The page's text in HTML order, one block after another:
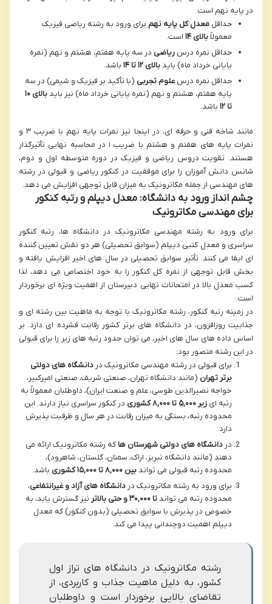
در پایه نهم است:
حداقل معدل کل پایه نهم برای ورود به رشته ریاضی فیزیک
معمولاًبالای ۱۴
است.
حداقل نمره درس ریاضی در سه پایه هفتم، هشتم و نهم (نمره
پایانی خرداد ماه) بایدبالای ۱۲ تا ۱۴
باشد.
حداقل نمره درسعلوم تجربی (با تأکید بر فیزیک و شیمی) در سه
پایه هفتم، هشتم و نهم (نمره پایانی خرداد ماه) نیز باید
بالای ۱۰
تا ۱۲
باشد.
مانند شاخه فنی و حرفه ای، در اینجا نیز نمرات پایه نهم با ضریب ۳ و
نمرات پایه های هفتم و هشتم با ضریب ۱ در محاسبه نهایی تأثیرگذار
هستند. تقویت دروس ریاضی و فیزیک در دوره متوسطه اول و دوم،
شانس دانش آموزان را برای موفقیت در کنکور ریاضی و قبولی در رشته
های مهندسی از جمله مکاترونیک به میزان قابل توجهی افزایش می دهد.
چشم انداز ورود به دانشگاه: معدل دیپلم و رتبه کنکور
برای مهندسی مکاترونیک
برای ورود به رشته مهندسی مکاترونیک در دانشگاه ها، رتبه کنکور
سراسری و معدل کتبی دیپلم (سوابق تحصیلی) هر دو نقش تعیین کننده
ای ایفا می کنند. تأثیر سوابق تحصیلی در سال های اخیر افزایش یافته و
بخش قابل توجهی از نمره کل کنکور را به خود اختصاص می دهد، لذا
کسب معدل بالا در امتحانات نهایی دبیرستان از اهمیت ویژه ای برخوردار
است.
در زمینه رتبه کنکور، رشته مکاترونیک با توجه به ماهیت بین رشته ای و
جذابیت روزافزون، در دانشگاه های برتر کشور رقابت فشرده ای دارد. بر
اساس داده های سال های اخیر، می توان حدود رتبه های زیر را برای قبولی
در این رشته متصور بود:
برای قبولی در رشته مهندسی مکاترونیک در دانشگاه های دولتی
برتر تهران (مانند دانشگاه تهران، صنعتی شریف، صنعتی امیرکبیر،
خواجه نصیرالدین طوسی، علم و صنعت ایران)، داوطلبان معمولاً به
رتبه ای زیر ۵,۰۰۰ تا ۸,۰۰۰ کشوری
در کنکور سراسری نیاز دارند. این
محدوده رتبه، بستگی به میزان رقابت در هر سال و ظرفیت پذیرش
دارد.
در دانشگاه های دولتی شهرستان ها که رشته مکاترونیک ارائه می
دهند (مانند دانشگاه تبریز، اراک، سمنان، گلستان، شاهرود)،
محدوده رتبه قبولی می تواندبین ۸,۰۰۰ تا ۱۵,۰۰۰ کشوری
باشد.
برای ورود به رشته مکاترونیک در دانشگاه های آزاد و غیرانتفاعی،
محدوده رتبه می تواندتا ۳۰,۰۰۰ و حتی بالاتر
نیز گسترش یابد، به
خصوص در پذیرش با سوابق تحصیلی (بدون کنکور) که معدل
دیپلم اهمیت دوچندانی پیدا می کند.
رشته مکاترونیک در دانشگاه های تراز اول
کشور، به دلیل ماهیت جذاب و کاربردی، از
تقاضای بالایی برخوردار است و داوطلبان